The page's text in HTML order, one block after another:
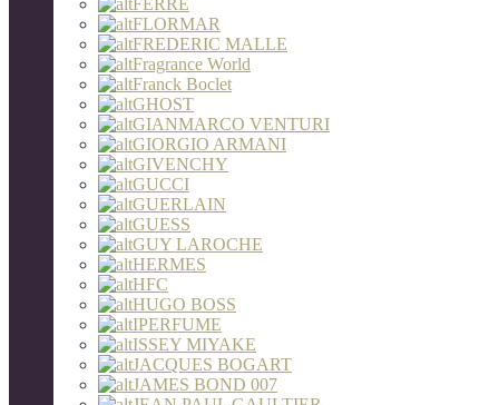
FERRE
FLORMAR
FREDERIC MALLE
Fragrance World
Franck Boclet
GHOST
GIANMARCO VENTURI
GIORGIO ARMANI
GIVENCHY
GUCCI
GUERLAIN
GUESS
GUY LAROCHE
HERMES
HFC
HUGO BOSS
IPERFUME
ISSEY MIYAKE
JACQUES BOGART
JAMES BOND 007